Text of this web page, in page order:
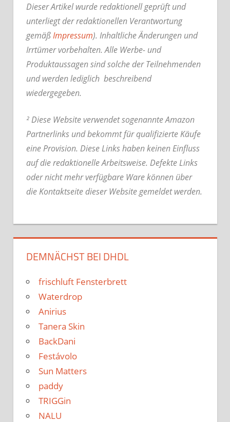
Dieser Artikel wurde redaktionell geprüft und
unterliegt der redaktionellen Verantwortung
gemäßImpressum). Inhaltliche Änderungen und
Irrtümer vorbehalten. Alle Werbe- und
Produktaussagen sind solche der Teilnehmenden
und werden lediglich beschreibend
wiedergegeben.
² Diese Website verwendet sogenannte Amazon
Partnerlinks und bekommt für qualifizierte Käufe
eine Provision. Diese Links haben keinen Einfluss
auf die redaktionelle Arbeitsweise. Defekte Links
oder nicht mehr verfügbare Ware können über
die Kontaktseite dieser Website gemeldet werden.
DEMNÄCHST BEI DHDL
frischluft Fensterbrett
Waterdrop
Anirius
Tanera Skin
BackDani
Festávolo
Sun Matters
paddy
TRIGGin
NALU